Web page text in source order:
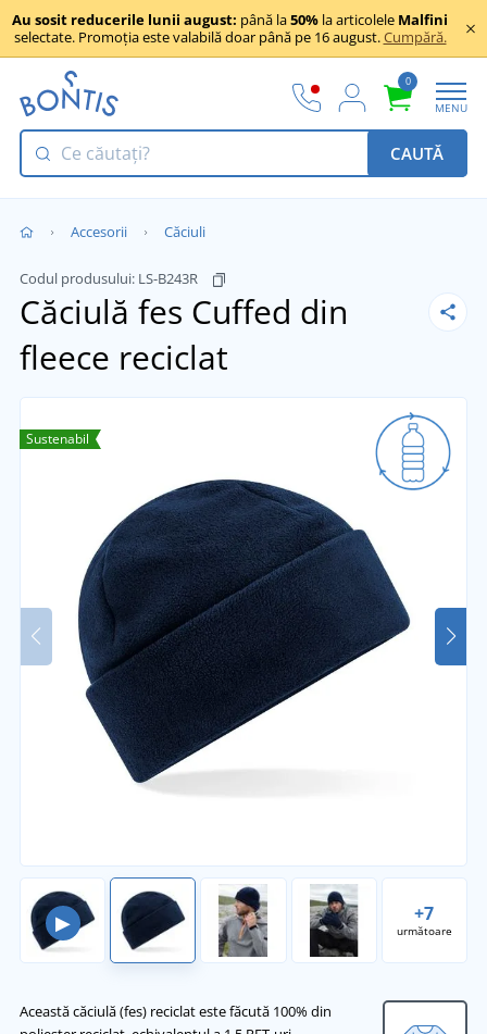
Au sosit reducerile lunii august: până la50% la articolele Malfini
selectate. Promoția este valabilă doar până pe 16 august.Cumpără.
0
MENU
CAUTĂ
Accesorii Căciuli
Codul produsului: LS-B243R
Căciulă fes Cuffed din
fleece reciclat
▶ +7
următoare
Sustenabil
Această căciulă (fes) reciclat este făcută 100% din